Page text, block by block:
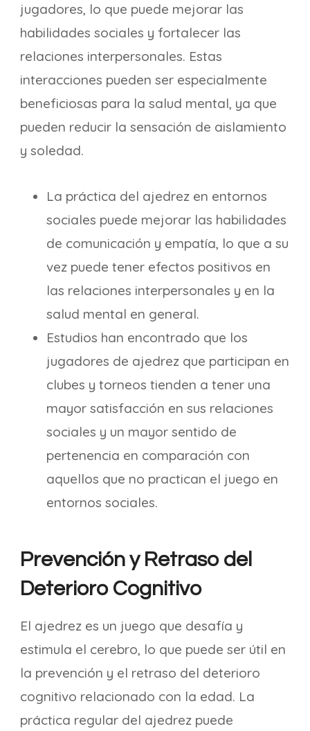
jugadores, lo que puede mejorar las
habilidades sociales y fortalecer las
relaciones interpersonales. Estas
interacciones pueden ser especialmente
beneficiosas para la salud mental, ya que
pueden reducir la sensación de aislamiento
y soledad.
La práctica del ajedrez en entornos
sociales puede mejorar las habilidades
de comunicación y empatía, lo que a su
vez puede tener efectos positivos en
las relaciones interpersonales y en la
salud mental en general.
Estudios han encontrado que los
jugadores de ajedrez que participan en
clubes y torneos tienden a tener una
mayor satisfacción en sus relaciones
sociales y un mayor sentido de
pertenencia en comparación con
aquellos que no practican el juego en
entornos sociales.
Prevención y Retraso del
Deterioro Cognitivo
El ajedrez es un juego que desafía y
estimula el cerebro, lo que puede ser útil en
la prevención y el retraso del deterioro
cognitivo relacionado con la edad. La
práctica regular del ajedrez puede